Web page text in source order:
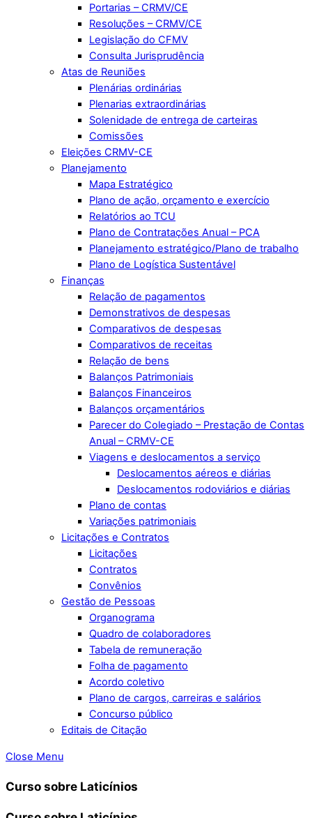
Portarias – CRMV/CE
Resoluções – CRMV/CE
Legislação do CFMV
Consulta Jurisprudência
Atas de Reuniões
Plenárias ordinárias
Plenarias extraordinárias
Solenidade de entrega de carteiras
Comissões
Eleições CRMV-CE
Planejamento
Mapa Estratégico
Plano de ação, orçamento e exercício
Relatórios ao TCU
Plano de Contratações Anual – PCA
Planejamento estratégico/Plano de trabalho
Plano de Logística Sustentável
Finanças
Relação de pagamentos
Demonstrativos de despesas
Comparativos de despesas
Comparativos de receitas
Relação de bens
Balanços Patrimoniais
Balanços Financeiros
Balanços orçamentários
Parecer do Colegiado – Prestação de Contas
Anual – CRMV-CE
Viagens e deslocamentos a serviço
Deslocamentos aéreos e diárias
Deslocamentos rodoviários e diárias
Plano de contas
Variações patrimoniais
Licitações e Contratos
Licitações
Contratos
Convênios
Gestão de Pessoas
Organograma
Quadro de colaboradores
Tabela de remuneração
Folha de pagamento
Acordo coletivo
Plano de cargos, carreiras e salários
Concurso público
Editais de Citação
Close Menu
Curso sobre Laticínios